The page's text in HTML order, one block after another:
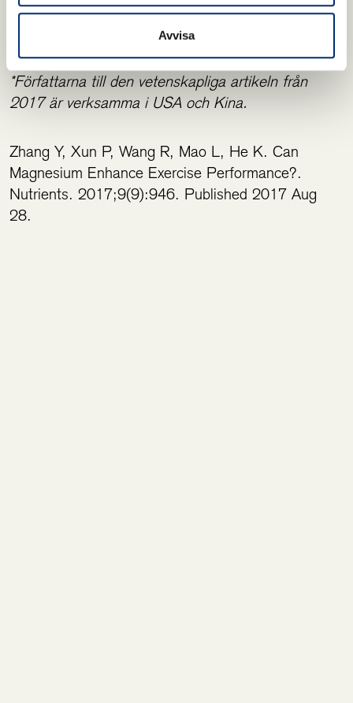
Avvisa
*Författarna till den vetenskapliga artikeln från
2017 är verksamma i USA och Kina.
Zhang Y, Xun P, Wang R, Mao L, He K. Can
Magnesium Enhance Exercise Performance?.
Nutrients. 2017;9(9):946. Published 2017 Aug
28.